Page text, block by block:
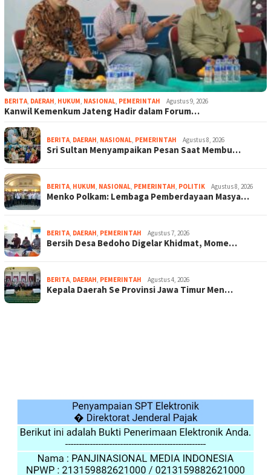
BERITA DAERAH HUKUM NASIONAL PEMERINTAH Agustus 9, 2026
Kanwil Kemenkum Jateng Hadir dalam Forum…
BERITA DAERAH NASIONAL PEMERINTAH Agustus 8, 2026
Sri Sultan Menyampaikan Pesan Saat Membu…
BERITA HUKUM NASIONAL PEMERINTAH POLITIK Agustus 8, 2026
Menko Polkam: Lembaga Pemberdayaan Masya…
BERITA DAERAH PEMERINTAH Agustus 7, 2026
Bersih Desa Bedoho Digelar Khidmat, Mome…
BERITA DAERAH PEMERINTAH Agustus 4, 2026
Kepala Daerah Se Provinsi Jawa Timur Men…